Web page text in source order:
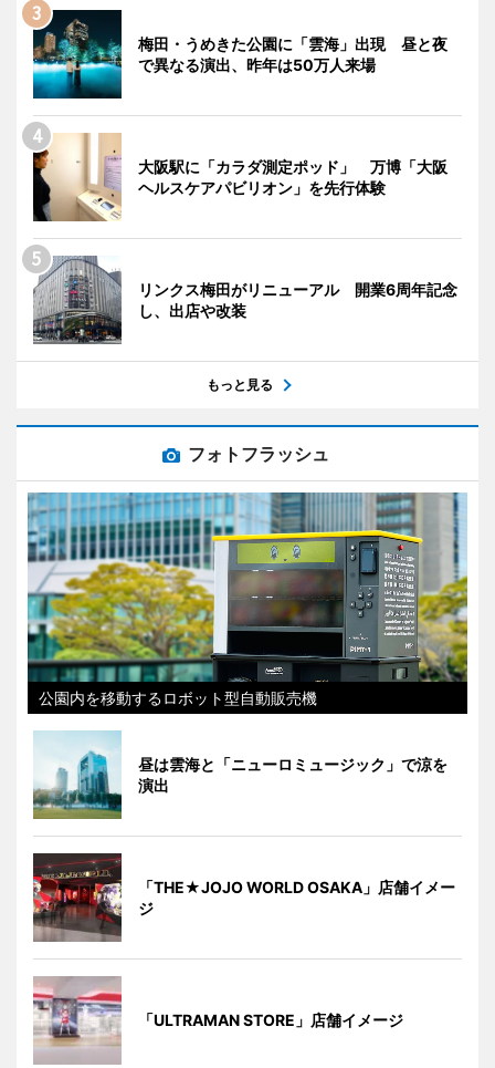
梅田・うめきた公園に「雲海」出現 昼と夜
で異なる演出、昨年は50万人来場
大阪駅に「カラダ測定ポッド」 万博「大阪
ヘルスケアパビリオン」を先行体験
リンクス梅田がリニューアル 開業6周年記念
し、出店や改装
もっと見る
フォトフラッシュ
公園内を移動するロボット型自動販売機
昼は雲海と「ニューロミュージック」で涼を
演出
「THE★JOJO WORLD OSAKA」店舗イメー
ジ
「ULTRAMAN STORE」店舗イメージ